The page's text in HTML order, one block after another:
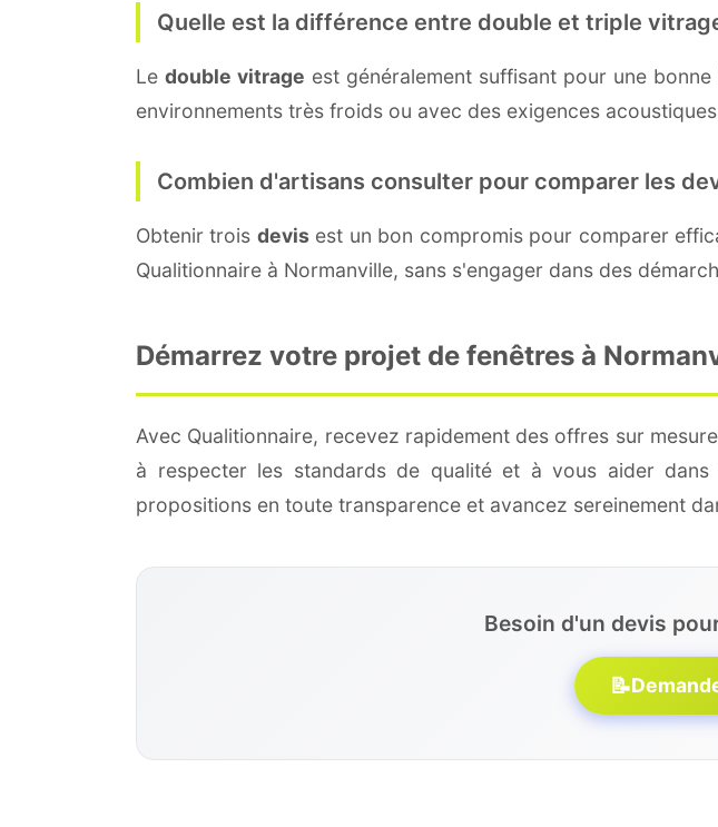
Quelle est la différence entre double et triple
Le double vitrage est généralement suffisant pour une bonne
environnements très froids ou avec des exigences
Combien d'artisans consulter pour comparer les
Obtenir trois devisest un bon compromis pour comparer
Qualitionnaire à Normanville, sans s'engager dans des
Démarrez votre projet de fenêtres à
Avec Qualitionnaire, recevez rapidement des offres sur
à respecter les standards de qualité et à vous aider
propositions en toute transparence et avancez sereinement
Besoin d'un devis
📝